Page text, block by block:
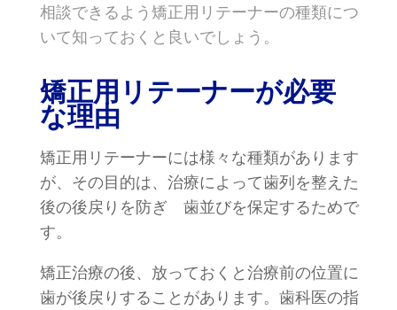
相談できるよう矯正用リテーナーの種類につ
いて知っておくと良いでしょう。
矯正用リテーナーが必要
な理由
矯正用リテーナーには様々な種類があります
が、その目的は、治療によって歯列を整えた
後の後戻りを防ぎ 歯並びを保定するためで
す。
矯正治療の後、放っておくと治療前の位置に
歯が後戻りすることがあります。歯科医の指